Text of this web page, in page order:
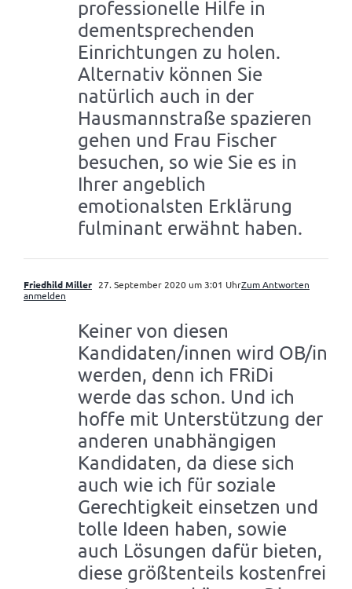
professionelle Hilfe in
dementsprechenden
Einrichtungen zu holen.
Alternativ können Sie
natürlich auch in der
Hausmannstraße spazieren
gehen und Frau Fischer
besuchen, so wie Sie es in
Ihrer angeblich
emotionalsten Erklärung
fulminant erwähnt haben.
Friedhild Miller 27. September 2020 um 3:01 UhrZum Antworten
anmelden
Keiner von diesen
Kandidaten/innen wird OB/in
werden, denn ich FRiDi
werde das schon. Und ich
hoffe mit Unterstützung der
anderen unabhängigen
Kandidaten, da diese sich
auch wie ich für soziale
Gerechtigkeit einsetzen und
tolle Ideen haben, sowie
auch Lösungen dafür bieten,
diese größtenteils kostenfrei